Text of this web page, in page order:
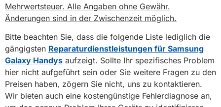
Mehrwertsteuer. Alle Angaben ohne Gewähr.
Änderungen sind in der Zwischenzeit möglich.
Bitte beachten Sie, dass die folgende Liste lediglich die
gängigsten Reparaturdienstleistungen für Samsung
Galaxy Handys aufzeigt. Sollte Ihr spezifisches Problem
hier nicht aufgeführt sein oder Sie weitere Fragen zu den
Preisen haben, zögern Sie nicht, uns zu kontaktieren.
Wir bieten auch eine kostengünstige Fehlerdiagnose an,